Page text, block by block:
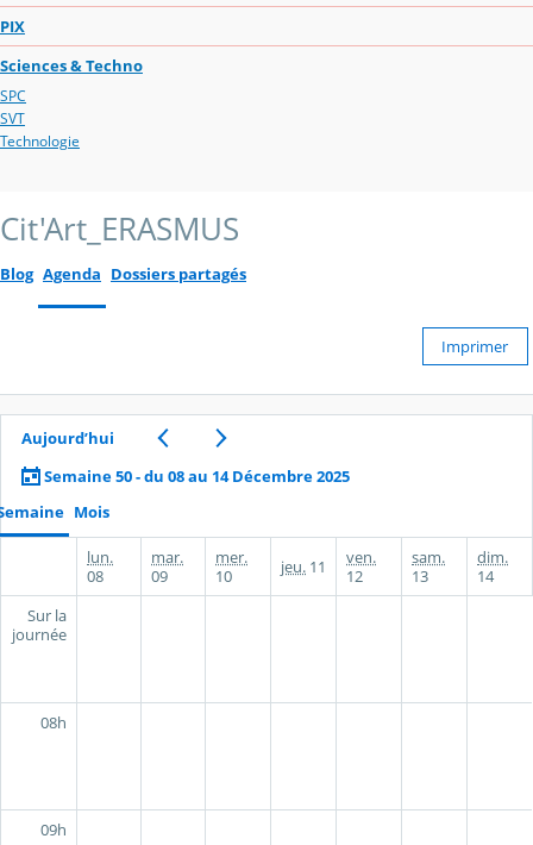
PIX
Sciences & Techno
SPC
SVT
Technologie
Cit'Art_ERASMUS
Blog Agenda Dossiers partagés
Imprimer
Aujourd’hui
Semaine 50 - du 08 au 14 Décembre 2025
Mois
lun.
08
mar.
09
mer.
10
jeu. 11
ven.
12
sam.
13
dim.
14
Sur la
journée
08h
09h